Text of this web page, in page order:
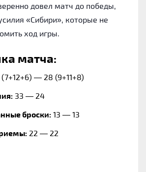
довел матч до победы,
«Сибири», которые не
ход игры.
матча:
(7+12+6) — 28 (9+11+8)
33 — 24
броски: 13 — 13
22 — 22